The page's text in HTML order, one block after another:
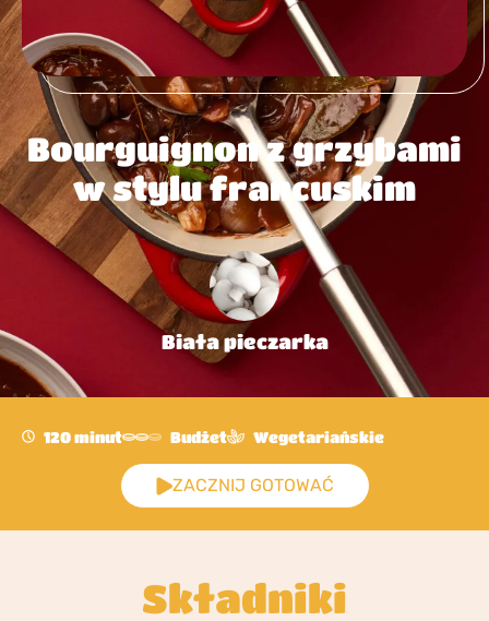
Bourguignon z grzybami
w stylu francuskim
Biała pieczarka
120 minut Budżet Wegetariańskie
ZACZNIJ GOTOWAĆ
Składniki